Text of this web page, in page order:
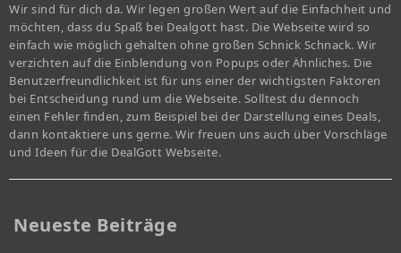
Wir sind für dich da. Wir legen großen Wert auf die Einfachheit und
möchten, dass du Spaß bei Dealgott hast. Die Webseite wird so
einfach wie möglich gehalten ohne großen Schnick Schnack. Wir
verzichten auf die Einblendung von Popups oder Ähnliches. Die
Benutzerfreundlichkeit ist für uns einer der wichtigsten Faktoren
bei Entscheidung rund um die Webseite. Solltest du dennoch
einen Fehler finden, zum Beispiel bei der Darstellung eines Deals,
dann kontaktiere uns gerne. Wir freuen uns auch über Vorschläge
und Ideen für die DealGott Webseite.
Neueste Beiträge